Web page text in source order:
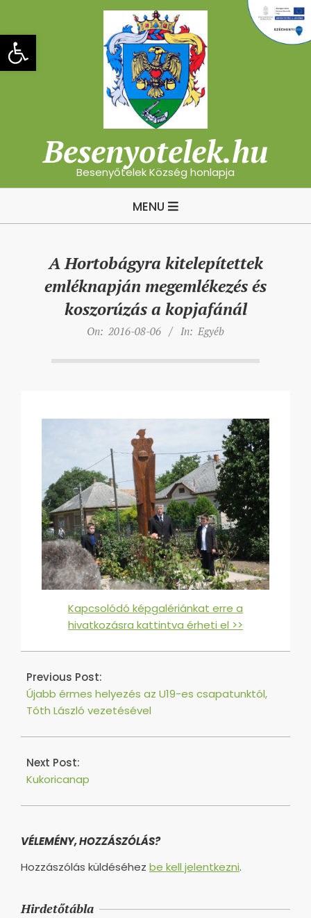
Eszköztár megnyitása
content
Besenyotelek.hu
Besenyőtelek Község honlapja
MENU
A Hortobágyra kitelepítettek
emléknapján megemlékezés és
koszorúzás a kopjafánál
On: 2016-08-06 In: Egyéb
Kapcsolódó képgalériánkat erre a
hivatkozásra kattintva érheti el >>
2016-
06
Previous Post:
Újabb érmes helyezés az U19-es csapatunktól,
Tóth László vezetésével
Next Post:
Kukoricanap
VÉLEMÉNY, HOZZÁSZÓLÁS?
Hozzászólás küldéséhez be kell jelentkezni.
Hirdetőtábla